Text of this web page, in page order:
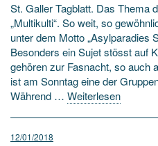
St. Galler Tagblatt. Das Thema
„Multikulti“. So weit, so
unter dem Motto „Asylparadies
Besonders ein Sujet stösst auf
gehören zur Fasnacht, so auch
ist am Sonntag eine der
Während … Weiterlesen
12/01/2018